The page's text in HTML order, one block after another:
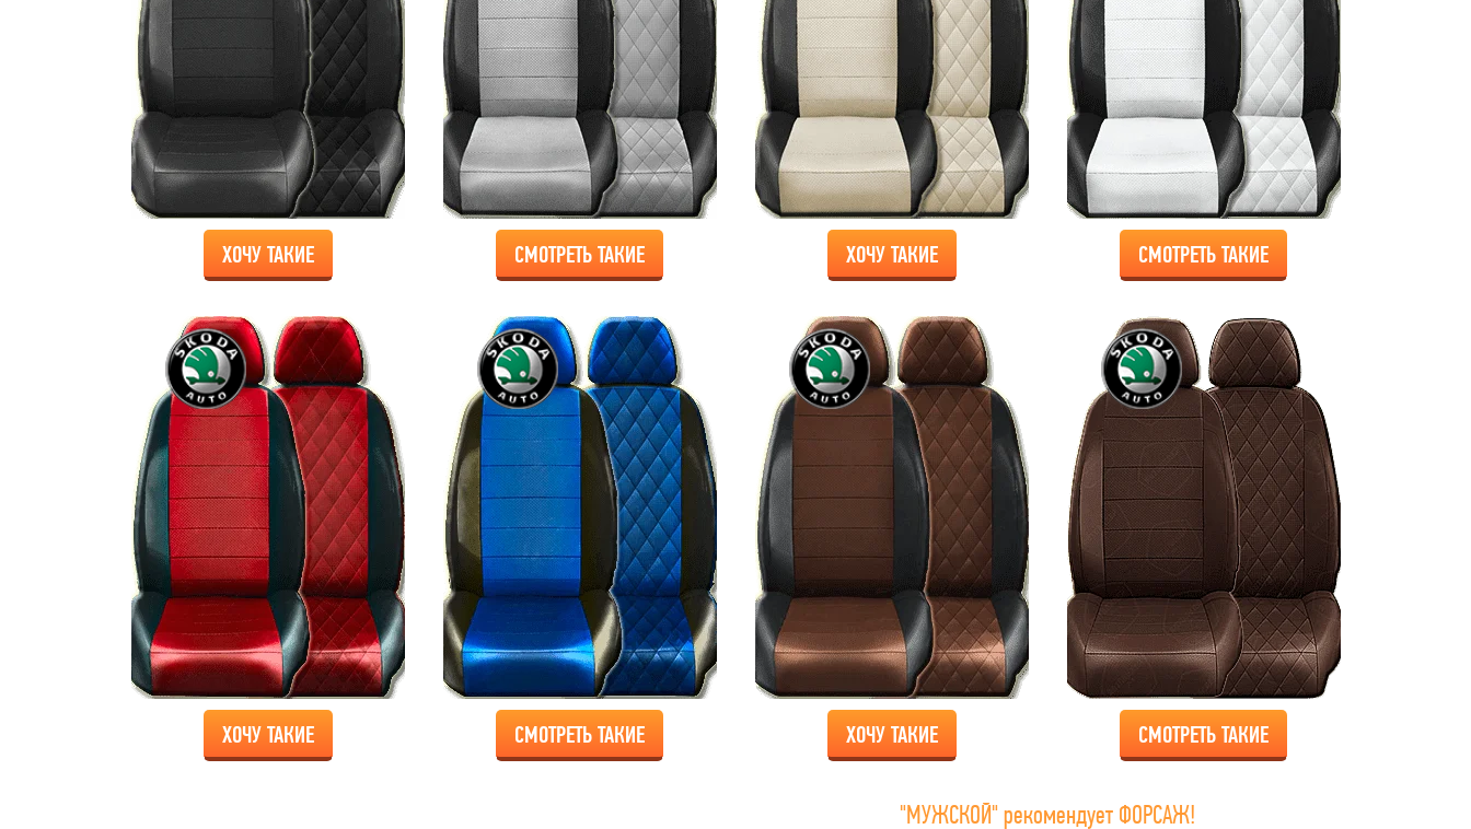
ХОЧУ ТАКИЕ СМОТРЕТЬ ТАКИЕ ХОЧУ ТАКИЕ СМОТРЕТЬ ТАКИЕ
ХОЧУ ТАКИЕ СМОТРЕТЬ ТАКИЕ ХОЧУ ТАКИЕ СМОТРЕТЬ ТАКИЕ
"МУЖСКОЙ" рекомендует ФОРСАЖ!